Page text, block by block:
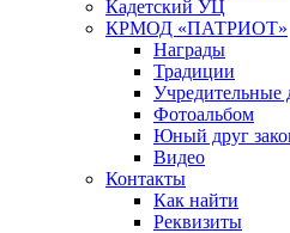
Кадетский УЦ
КРМОД «ПАТРИОТ»
Награды
Традиции
Учредительные
Фотоальбом
Юный друг
Видео
Контакты
Как найти
Реквизиты